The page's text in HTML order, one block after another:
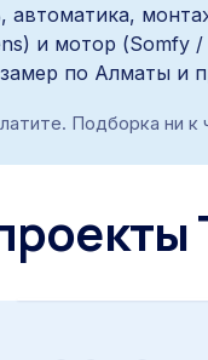
автоматика,
и мотор (Somfy /
по Алматы и
Подборка ни к
Симметричный